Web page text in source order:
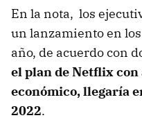
En la nota, los
un lanzamiento en
año, de acuerdo con
el plan de Netflix con
económico, llegaría
2022.